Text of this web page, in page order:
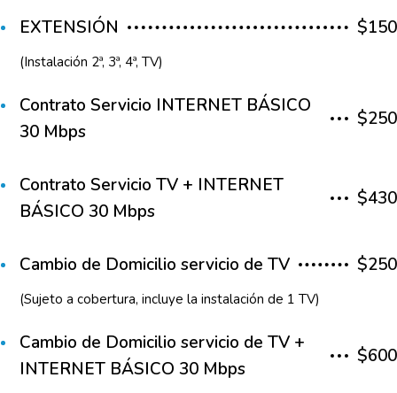
EXTENSIÓN $150
(Instalación 2ª, 3ª, 4ª, TV)
Contrato Servicio INTERNET BÁSICO
30 Mbps
$250
Contrato Servicio TV + INTERNET
BÁSICO 30 Mbps
$430
Cambio de Domicilio servicio de TV $250
(Sujeto a cobertura, incluye la instalación de 1 TV)
Cambio de Domicilio servicio de TV +
INTERNET BÁSICO 30 Mbps
$600